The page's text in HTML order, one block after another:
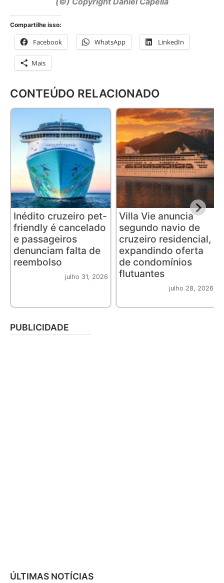
Compartilhe isso:
Facebook WhatsApp LinkedIn
Mais
CONTEÚDO RELACIONADO
Inédito cruzeiro pet-
friendly é cancelado
e passageiros
denunciam falta de
reembolso
julho 31, 2026
Villa Vie anuncia
segundo navio de
cruzeiro residencial,
expandindo oferta
de condomínios
flutuantes
julho 28, 2026
PUBLICIDADE
ÚLTIMAS NOTÍCIAS